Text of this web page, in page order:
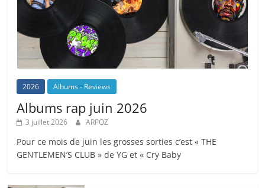
2026 Albums - Reviews
Albums rap juin 2026
3 juillet 2026 ARPOZ
Pour ce mois de juin les grosses sorties c’est « THE
GENTLEMEN’S CLUB » de YG et « Cry Baby